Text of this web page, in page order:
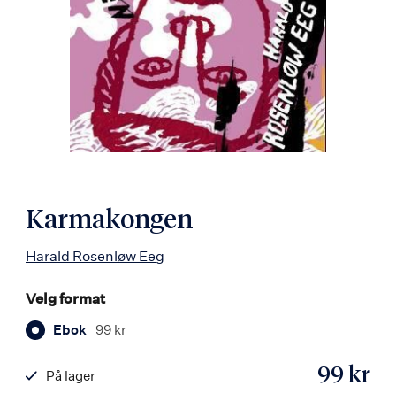
Karmakongen
Harald Rosenløw Eeg
Velg format
Ebok 99 kr
99 kr
På lager